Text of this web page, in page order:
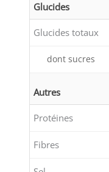
Glucides
Glucides totaux
dont sucres
Autres
Protéines
Fibres